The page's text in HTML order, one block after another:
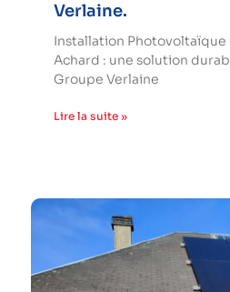
Verlaine.
Installation Photovoltaïque
Achard : une solution
Groupe Verlaine
Lire la suite »